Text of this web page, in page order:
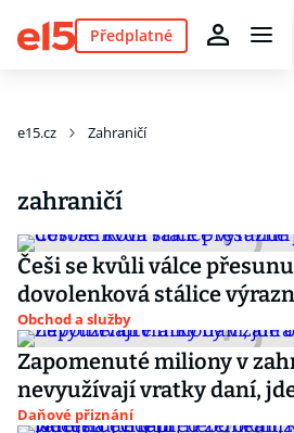
Předplatné
e15.cz Zahraničí
zahraničí
Češi se kvůli válce
dovolenková stálice
Obchod a služby
Zapomenuté miliony v
nevyužívají vratky daní,
Daňové přiznání